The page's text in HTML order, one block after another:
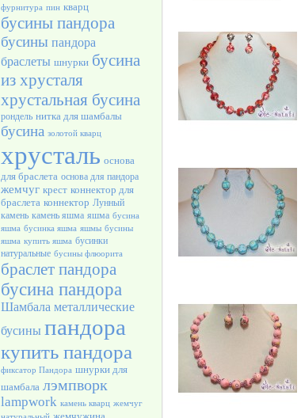
фурнитура пин кварц
бусины пандора
бусины пандора
браслеты шнурки бусина
из хрусталя
хрустальная бусина
рондель нитка для шамбалы
бусина золотой кварц
хрусталь основа
для браслета основа для пандора
жемчуг крест коннектор для
браслета коннектор Лунный
камень камень яшма яшма бусина
яшма бусинка яшма яшмы бусины
яшма купить яшма бусинки
натуральные бусины флюорита
браслет пандора
бусина пандора
Шамбала металлические
бусины пандора
купить пандора
фиксатор Пандора шнурки для
шамбала лэмпворк
lampwork камень кварц жемчуг